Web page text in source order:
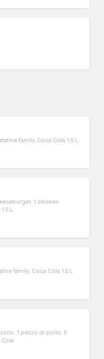
family, Coca Cola 1.5 L
1 chicken
L
family, Coca Cola 1.5 L
1 pezzo di pollo, 5